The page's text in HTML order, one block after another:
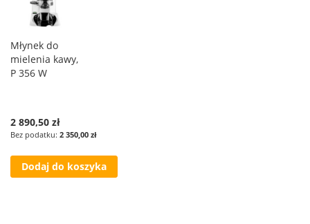
Młynek do
mielenia kawy,
P 356 W
2 890,50 zł
2 350,00 zł
Dodaj do koszyka